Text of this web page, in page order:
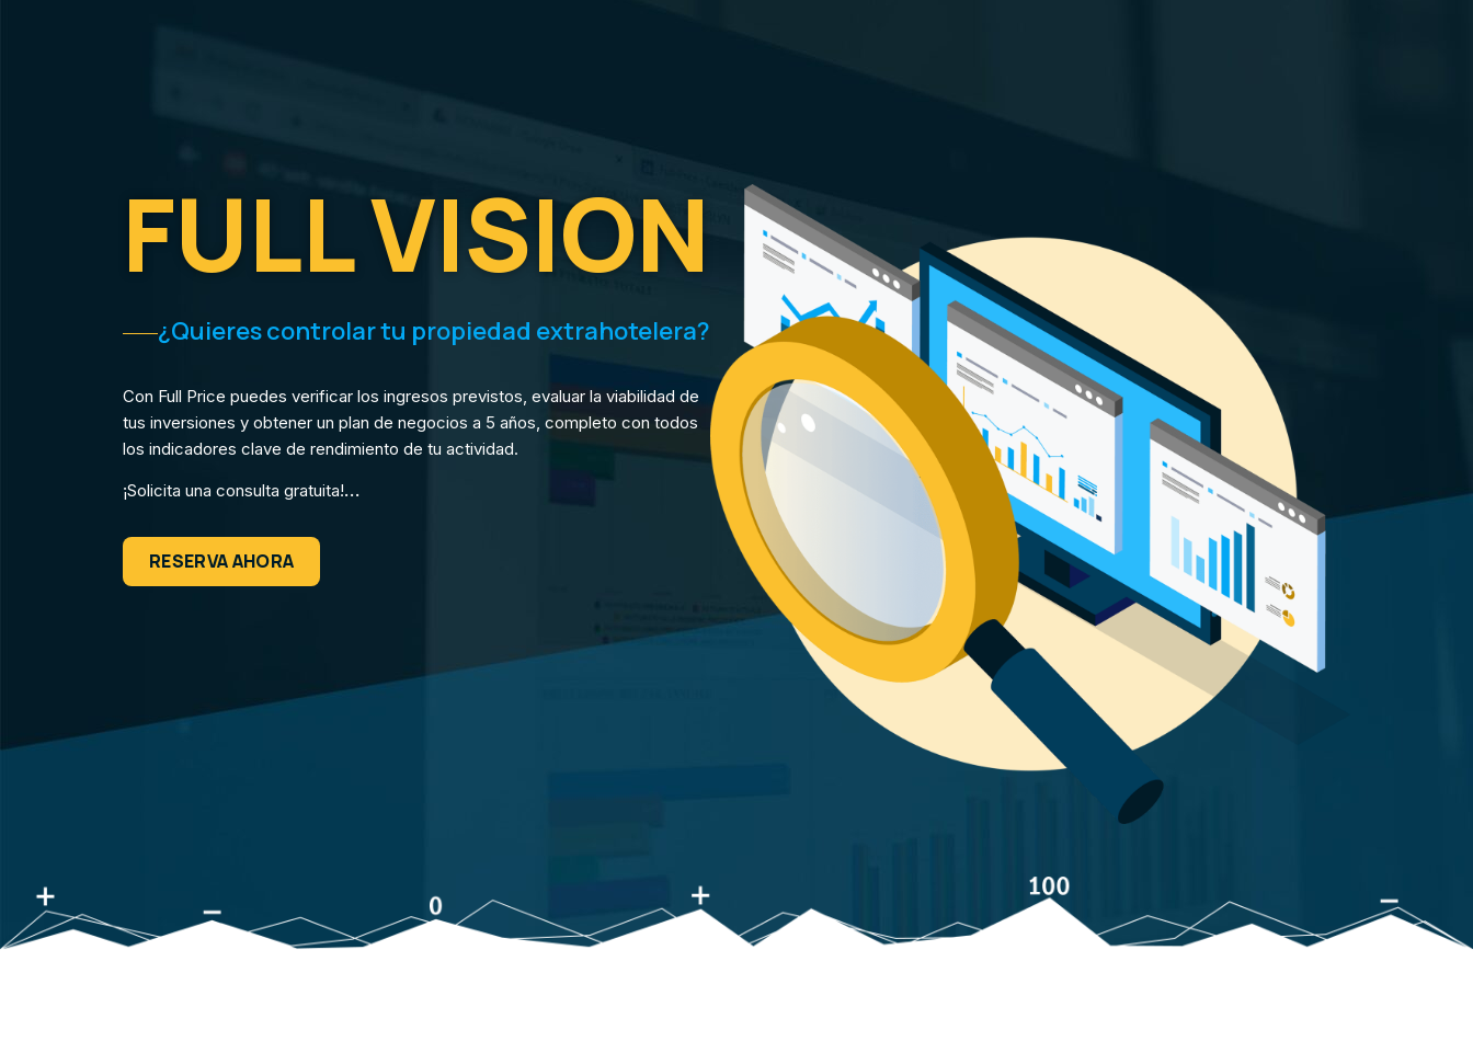
FULL VISION
¿Quieres controlar tu propiedad extrahotelera?
Con Full Price puedes verificar los ingresos previstos, evaluar la viabilidad de
tus inversiones y obtener un plan de negocios a 5 años, completo con todos
los indicadores clave de rendimiento de tu actividad.
¡Solicita una consulta gratuita!…
RESERVA AHORA